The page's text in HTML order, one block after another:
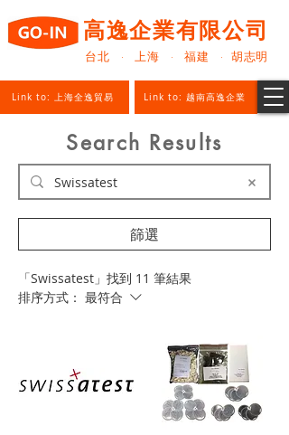
Link to: 上海全逸貿易
高逸企業有限公司
Link to: 越南高逸企業
台北 · 上海 · 福建 · 胡志明
Search Results
篩選
「Swissatest」找到 11 筆結果
排序方式： 最符合